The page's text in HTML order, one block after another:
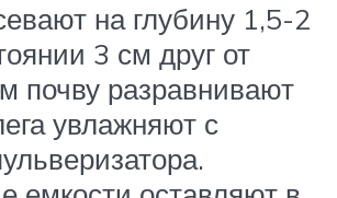
на глубину 1,5-2
3 см друг от
почву разравнивают
увлажняют с